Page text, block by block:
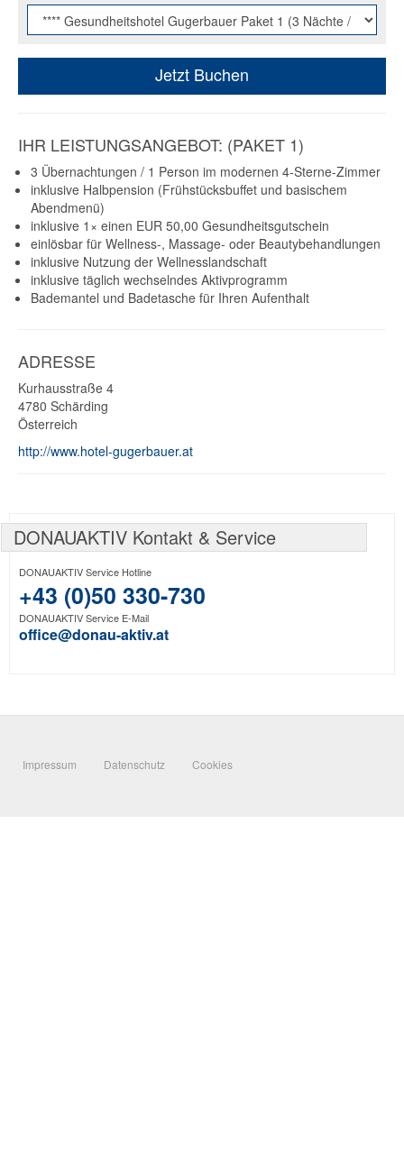
Jetzt Buchen
IHR LEISTUNGSANGEBOT: (PAKET 1)
3 Übernachtungen / 1 Person im modernen 4-Sterne-Zimmer
inklusive Halbpension (Frühstücksbuffet und basischem
Abendmenü)
inklusive 1× einen EUR 50,00 Gesundheitsgutschein
einlösbar für Wellness-, Massage- oder Beautybehandlungen
inklusive Nutzung der Wellnesslandschaft
inklusive täglich wechselndes Aktivprogramm
Bademantel und Badetasche für Ihren Aufenthalt
ADRESSE
Kurhausstraße 4
4780 Schärding
Österreich
http://www.hotel-gugerbauer.at
DONAUAKTIV Kontakt & Service
DONAUAKTIV Service Hotline
+43 (0)50 330-730
DONAUAKTIV Service E-Mail
office@donau-aktiv.at
Impressum Datenschutz Cookies